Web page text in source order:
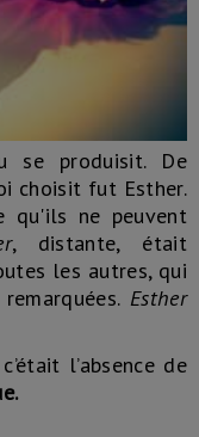
se produisit. De
choisit fut Esther.
qu'ils ne peuvent
, distante, était
les autres, qui
Esther
l’absence de